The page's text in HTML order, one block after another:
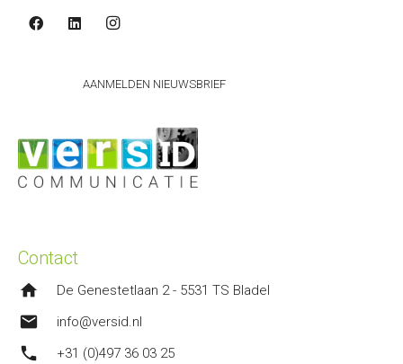
AANMELDEN NIEUWSBRIEF
Contact
home De Genestetlaan 2 - 5531 TS Bladel
mail info@versid.nl
phone +31 (0)497 36 03 25